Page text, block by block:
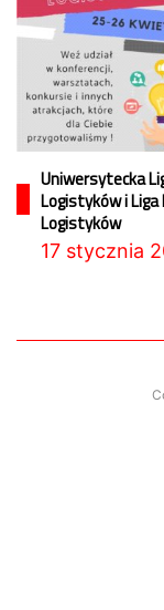
Uniwersytecka
Logistyków i Liga
Logistyków
17 stycznia